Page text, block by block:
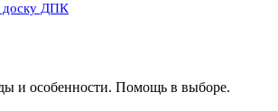
доску ДПК
и особенности. Помощь в выборе.